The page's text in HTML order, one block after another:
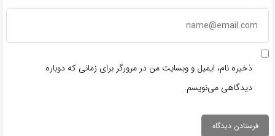
ذخیره نام، ایمیل و وبسایت من در مرورگر برای زمانی که دوباره
دیدگاهی می‌نویسم.